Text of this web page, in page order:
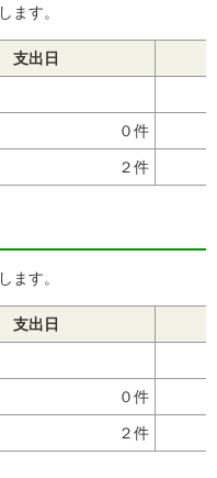
ます。
出日
０件
２件
ます。
出日
０件
２件